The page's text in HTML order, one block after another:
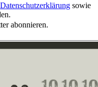
Datenschutzerklärung sowie
abonnieren.